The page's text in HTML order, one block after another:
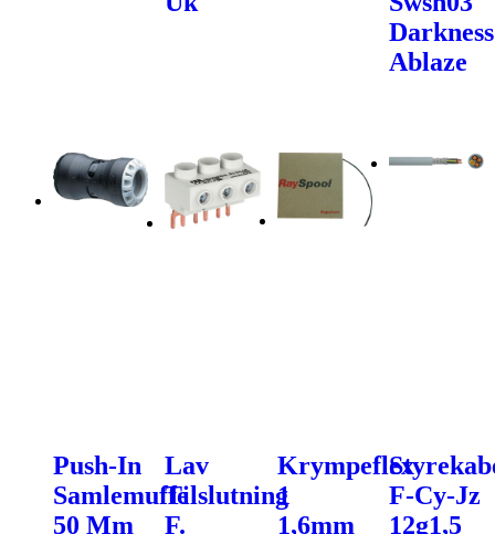
Darkness
Ablaze
Push-In
Samlemuffe
50 Mm
Lav
Tilslutning
F.
Krympeflex
1
1,6mm
F-Cy-Jz
12g1,5